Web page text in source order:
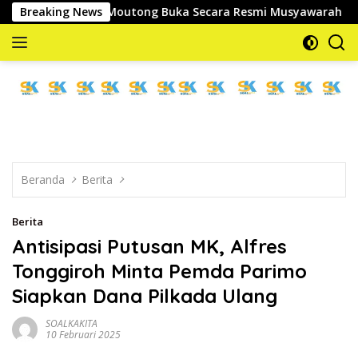
Langsung
ke
konten
Breaking News
Moutong Buka Secara Resmi Musyawarah Cabang Ke-III
mengabarkan
Beranda Berita
Berita
Antisipasi Putusan MK, Alfres
Tonggiroh Minta Pemda Parimo
Siapkan Dana Pilkada Ulang
SOALKAKITA
10 Februari 2025